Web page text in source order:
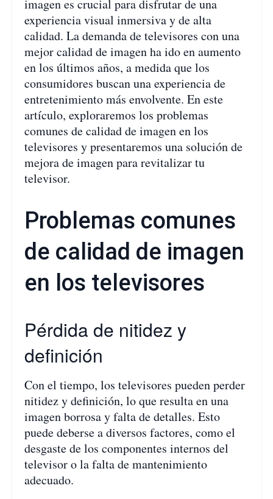
imagen es crucial para disfrutar de una
experiencia visual inmersiva y de alta
calidad. La demanda de televisores con una
mejor calidad de imagen ha ido en aumento
en los últimos años, a medida que los
consumidores buscan una experiencia de
entretenimiento más envolvente. En este
artículo, exploraremos los problemas
comunes de calidad de imagen en los
televisores y presentaremos una solución de
mejora de imagen para revitalizar tu
televisor.
Problemas comunes
de calidad de imagen
en los televisores
Pérdida de nitidez y
definición
Con el tiempo, los televisores pueden perder
nitidez y definición, lo que resulta en una
imagen borrosa y falta de detalles. Esto
puede deberse a diversos factores, como el
desgaste de los componentes internos del
televisor o la falta de mantenimiento
adecuado.